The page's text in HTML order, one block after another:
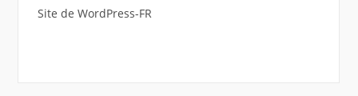
Site de WordPress-FR